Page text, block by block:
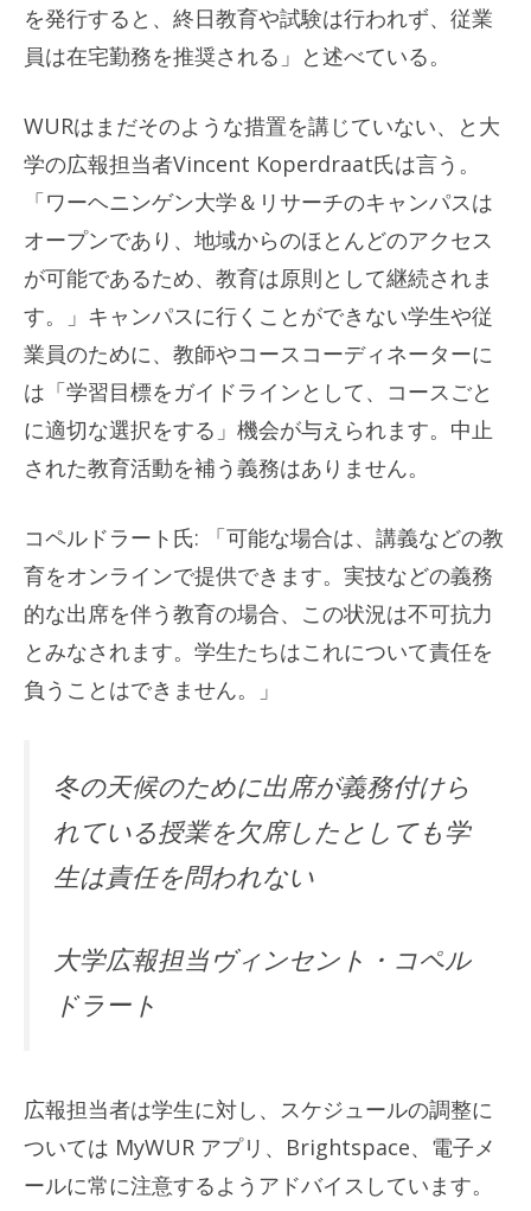
を発行すると、終日教育や試験は行われず、従業
員は在宅勤務を推奨される」と述べている。
WURはまだそのような措置を講じていない、と大
学の広報担当者Vincent Koperdraat氏は言う。
「ワーヘニンゲン大学＆リサーチのキャンパスは
オープンであり、地域からのほとんどのアクセス
が可能であるため、教育は原則として継続されま
す。」キャンパスに行くことができない学生や従
業員のために、教師やコースコーディネーターに
は「学習目標をガイドラインとして、コースごと
に適切な選択をする」機会が与えられます。中止
された教育活動を補う義務はありません。
コペルドラート氏: 「可能な場合は、講義などの教
育をオンラインで提供できます。実技などの義務
的な出席を伴う教育の場合、この状況は不可抗力
とみなされます。学生たちはこれについて責任を
負うことはできません。」
冬の天候のために出席が義務付けら
れている授業を欠席したとしても学
生は責任を問われない
大学広報担当ヴィンセント・コペル
ドラート
広報担当者は学生に対し、スケジュールの調整に
ついては MyWUR アプリ、Brightspace、電子メ
ールに常に注意するようアドバイスしています。